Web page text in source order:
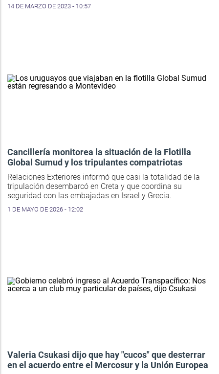
14 DE MARZO DE 2023 - 10:57
Cancillería monitorea la situación de la Flotilla
Global Sumud y los tripulantes compatriotas
Relaciones Exteriores informó que casi la totalidad de la
tripulación desembarcó en Creta y que coordina su
seguridad con las embajadas en Israel y Grecia.
1 DE MAYO DE 2026 - 12:02
Valeria Csukasi dijo que hay "cucos" que desterrar
en el acuerdo entre el Mercosur y la Unión Europea